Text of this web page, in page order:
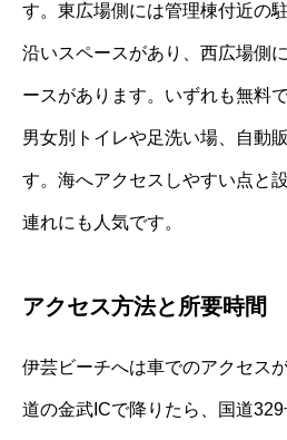
す。東広場側には管理棟付近の
沿いスペースがあり、西広場側
ースがあります。いずれも無料
男女別トイレや足洗い場、自動
す。海へアクセスしやすい点と
連れにも人気です。
アクセス方法と所要時間
伊芸ビーチへは車でのアクセス
道の金武ICで降りたら、国道